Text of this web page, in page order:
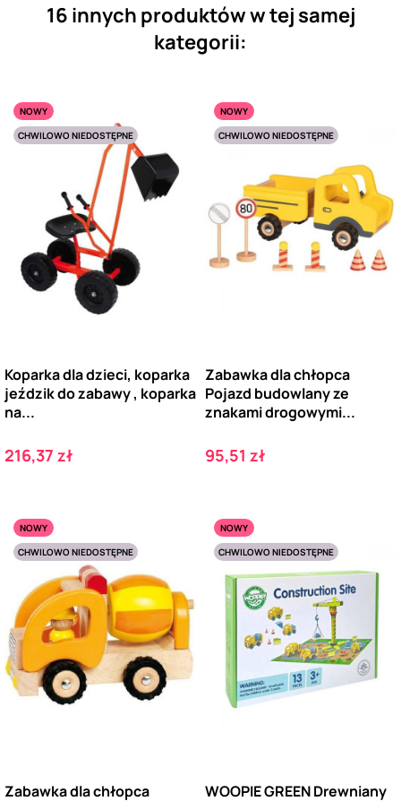
16 innych produktów w tej samej
kategorii:
NOWY
CHWILOWO NIEDOSTĘPNE
Koparka dla dzieci, koparka
jeździk do zabawy , koparka
na...
Cena
216,37 zł
NOWY
CHWILOWO NIEDOSTĘPNE
Zabawka dla chłopca
Pojazd budowlany ze
znakami drogowymi...
Cena
95,51 zł
NOWY
CHWILOWO NIEDOSTĘPNE
Zabawka dla chłopca
NOWY
CHWILOWO NIEDOSTĘPNE
WOOPIE GREEN Drewniany